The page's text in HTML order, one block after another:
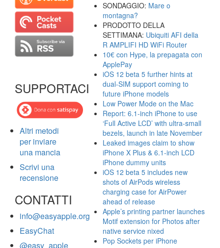
SUPPORTACI
Altri metodi
per inviare
una mancia
Scrivi una
recensione
CONTATTI
info@easyapple.org
EasyChat
@easy_apple
SONDAGGIO: Mare o
montagna?
PRODOTTO DELLA
SETTIMANA: Ubiquiti AFI della
R AMPLIFI HD WiFi Router
10€ con Hype, la prepagata con
ApplePay
iOS 12 beta 5 further hints at
dual-SIM support coming to
future iPhone models
Low Power Mode on the Mac
Report: 6.1-inch iPhone to use
‘Full Active LCD’ with ultra-small
bezels, launch in late November
Leaked images claim to show
iPhone X Plus & 6.1-inch LCD
iPhone dummy units
iOS 12 beta 5 includes new
shots of AirPods wireless
charging case for AirPower
ahead of release
Apple’s printing partner launches
Motif extension for Photos after
native service nixed
Pop Sockets per iPhone